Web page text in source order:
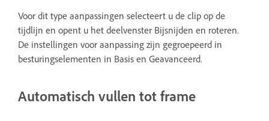
Voor dit type aanpassingen selecteert u de clip op de
tijdlijn en opent u het deelvenster Bijsnijden en roteren.
De instellingen voor aanpassing zijn gegroepeerd in
besturingselementen in Basis en Geavanceerd.
Automatisch vullen tot frame